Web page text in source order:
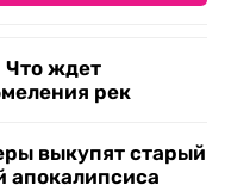
ждет
рек
выкупят старый
апокалипсиса